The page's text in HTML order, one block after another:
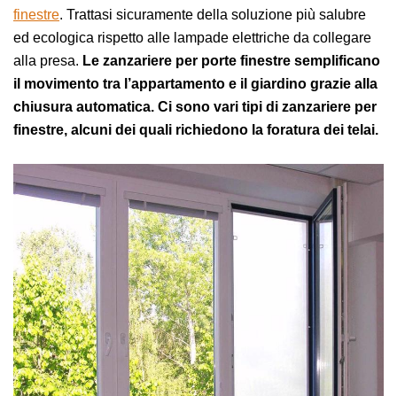
finestre. Trattasi sicuramente della soluzione più salubre
ed ecologica rispetto alle lampade elettriche da collegare
alla presa. Le zanzariere per porte finestre semplificano
il movimento tra l’appartamento e il giardino grazie alla
chiusura automatica. Ci sono vari tipi di zanzariere per
finestre, alcuni dei quali richiedono la foratura dei telai.